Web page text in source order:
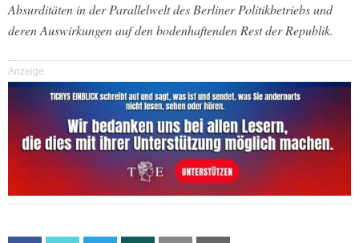
Absurditäten in der Parallelwelt des Berliner Politikbetriebs und
deren Auswirkungen auf den bodenhaftenden Rest der Republik.
Anzeige